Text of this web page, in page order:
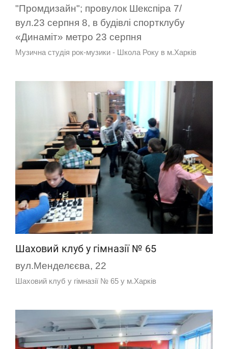
"Промдизайн"; провулок Шекспіра 7/
вул.23 серпня 8, в будівлі спортклубу
«Динаміт» метро 23 серпня
Музична студія рок-музики - Школа Року в м.Харків
Шаховий клуб у гімназії № 65
вул.Менделєєва, 22
Шаховий клуб у гімназії № 65 у м.Харків